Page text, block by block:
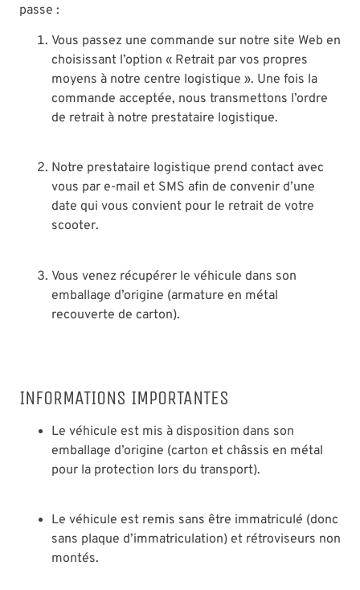
passe :
Vous passez une commande sur notre site Web en
choisissant l’option « Retrait par vos propres
moyens à notre centre logistique ». Une fois la
commande acceptée, nous transmettons l’ordre
de retrait à notre prestataire logistique.
Notre prestataire logistique prend contact avec
vous par e-mail et SMS afin de convenir d’une
date qui vous convient pour le retrait de votre
scooter.
Vous venez récupérer le véhicule dans son
emballage d’origine (armature en métal
recouverte de carton).
INFORMATIONS IMPORTANTES
Le véhicule est mis à disposition dans son
emballage d’origine (carton et châssis en métal
pour la protection lors du transport).
Le véhicule est remis sans être immatriculé (donc
sans plaque d’immatriculation) et rétroviseurs non
montés.